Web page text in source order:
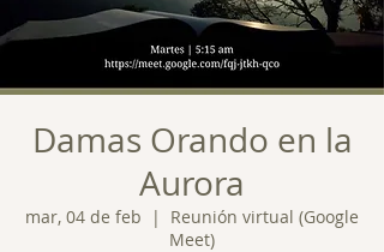
Damas Orando en la
Aurora
mar, 04 de feb
  |
Reunión virtual (Google
Meet)